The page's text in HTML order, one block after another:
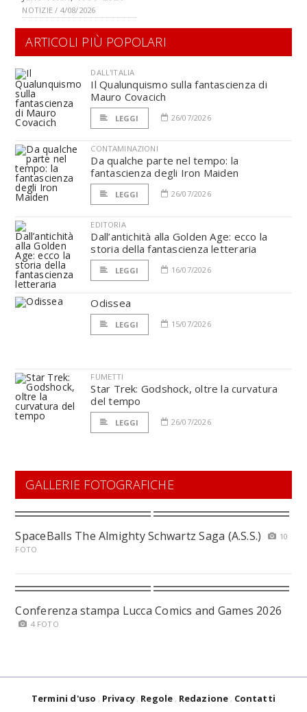
NOTIZIE / 4/08/2026
ARTICOLI PIÙ POPOLARI
DALL'ITALIA
Il Qualunquismo sulla fantascienza di
Mauro Covacich
LEGGI 26/07/2026
CONTAMINAZIONI
Da qualche parte nel tempo: la
fantascienza degli Iron Maiden
LEGGI 26/07/2026
EDITORIA
Dall’antichità alla Golden Age: ecco la
storia della fantascienza letteraria
LEGGI 16/07/2026
Odissea
LEGGI 15/07/2026
FUMETTI
Star Trek: Godshock, oltre la curvatura
del tempo
LEGGI 26/07/2026
GALLERIE FOTOGRAFICHE
SpaceBalls The Almighty Schwartz Saga (A.S.S.)
10
FOTO
Conferenza stampa Lucca Comics and Games 2026
4 FOTO
Termini d'uso Privacy Regole Redazione Contatti